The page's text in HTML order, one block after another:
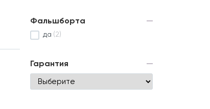
Фальшборта
да (2)
Гарантия